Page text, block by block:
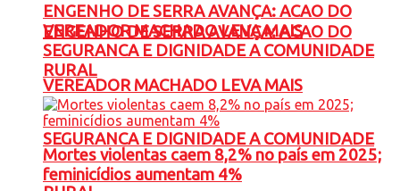
ENGENHO DE SERRA AVANÇA: ACAO DO
VEREADOR MACHADO LEVA MAIS
SEGURANCA E DIGNIDADE A COMUNIDADE
ENGENHO DE SERRA AVANÇA: ACAO DO
VEREADOR MACHADO LEVA MAIS
SEGURANCA E DIGNIDADE A COMUNIDADE
RURAL
Mortes violentas caem 8,2% no país em 2025;
feminicídios aumentam 4%